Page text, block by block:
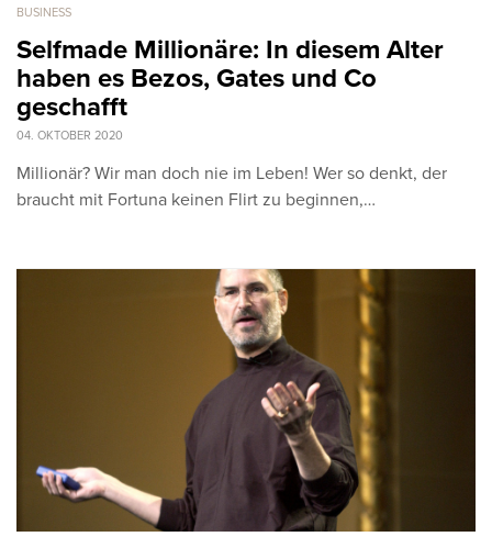
BUSINESS
Selfmade Millionäre: In diesem Alter
haben es Bezos, Gates und Co
geschafft
04. OKTOBER 2020
Millionär? Wir man doch nie im Leben! Wer so denkt, der
braucht mit Fortuna keinen Flirt zu beginnen,…